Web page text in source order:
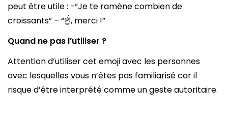
peut être utile : -“Je te ramène combien de
croissants” – “☝️, merci !”
Quand ne pas l’utiliser ?
Attention d’utiliser cet emoji avec les personnes
avec lesquelles vous n’êtes pas familiarisé car il
risque d’être interprété comme un geste autoritaire.